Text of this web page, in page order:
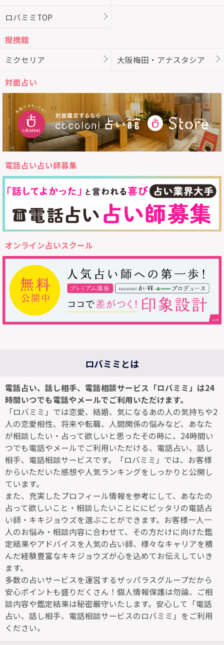
ロバミミTOP
提携館
ミクセリア
大阪梅田・アナスタシア
対面占い
電話占い占い師募集
オンライン占いスクール
ロバミミとは
電話占い、話し相手、電話相談サービス「ロバミミ」は24
時間いつでも電話やメールでご利用いただけます。
「ロバミミ」では恋愛、結婚、気になるあの人の気持ちや2
人の恋愛相性、将来や転職、人間関係の悩みなど、あなた
が相談したい・占って欲しいと思ったその時に、24時間い
つでも電話やメールでご利用いただける、電話占い、話し
相手、電話相談サービスです。「ロバミミ」では、お客様
からいただいた感想や人気ランキングをしっかりと公開し
ています。
また、充実したプロフィール情報を参考にして、あなたの
占って欲しいこと・相談したいことににピッタリの電話占
い師・キキジョウズを選ぶことができます。お客様一人一
人のお悩み・相談内容に合わせて、その方だけに向けた鑑
定結果やアドバイスを人気の占い師、様々なキャリアを積
んだ経験豊富なキキジョウズが心を込めてお伝えしていき
ます。
多数の占いサービスを運営するザッパラスグループだから
安心ポイントも盛りだくさん！個人情報保護は勿論、ご相
談内容や鑑定結果は秘密厳守いたします。安心して「電話
占い、話し相手、電話相談サービスのロバミミ」をご利用
ください。